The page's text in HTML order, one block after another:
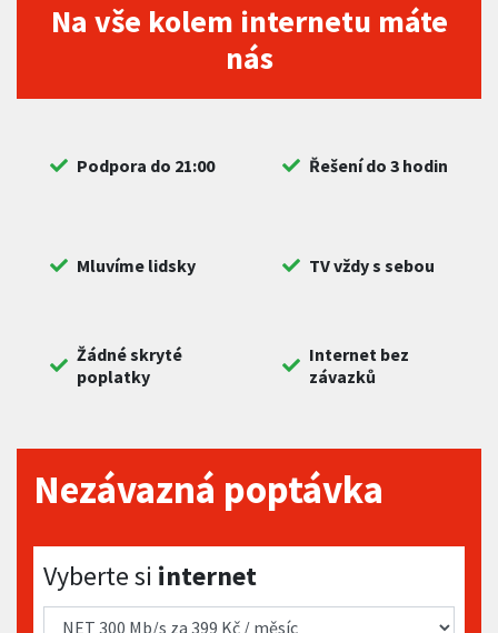
Na vše kolem internetu máte
nás
Podpora do 21:00 Řešení do 3 hodin
Mluvíme lidsky TV vždy s sebou
Žádné skryté
poplatky
Internet bez
závazků
Nezávazná poptávka
Vyberte si internet
Vyberte si internet